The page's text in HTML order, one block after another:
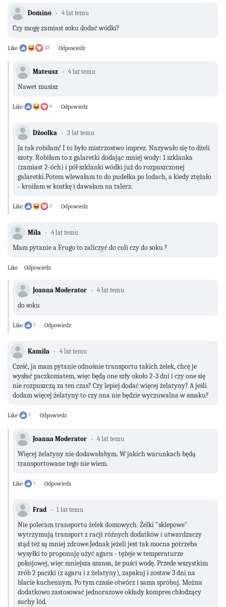
Domino 4 lat temu
Czy mogę zamiast soku dodać wódki?
Like 22 Odpowiedz
Mateusz 4 lat temu
Nawet musisz
Like 4 Odpowiedz
Dżoolka 3 lat temu
Ja tak robiłam! I to było mistrzostwo imprez. Nazywało się to dżeli
szoty. Robiłam to z galaretki dodając mniej wody: 1 szklanka
(zamiast 2-óch) i pół szklanki wódki już do rozpuszczonej
galaretki.Potem wlewałam to do pudełka po lodach, a kiedy ztężało
- kroiłam w kostkę i dawałam na talerz.
Like 3 Odpowiedz
Mila 4 lat temu
Mam pytanie a Frugo to zaliczyć do coli czy do soku ?
Like Odpowiedz
Joanna Moderator 4 lat temu
do soku
Like 1 Odpowiedz
Kamila 4 lat temu
Cześć, ja mam pytanie odnośnie transportu takich żelek, chcę je
wysłać paczkomatem, więc będą one szły około 2-3 dni i czy one się
nie rozpuszczą za ten czas? Czy lepiej dodać więcej żelatyny? A jeśli
dodam więcej żelatyny to czy ona nie będzie wyczuwalna w smaku?
Like 3 Odpowiedz
Joanna Moderator 4 lat temu
Więcej żelatyny nie dodawałabym. W jakich warunkach będą
transportowane tego nie wiem.
Like 1 Odpowiedz
Frad 1 lat temu
Nie polecam transportu żelek domowych. Żelki "sklepowe"
wytrzymują transport z racji różnych dodatków i utwardzaczy
stąd też są mniej zdrowe.Jednak jeżeli jest tak mocna potrzeba
wysyłki to proponuję użyć agaru - tężeje w temperaturze
pokojowej, więc mniejsza szansa, że puści wodę. Przede wszystkim
zrób 2 paczki (z agaru i z żelatyny), zapakuj i zostaw 3 dni na
blacie kuchennym. Po tym czasie otwórz i sama spróbuj. Można
dodatkowo zastosować jednorazowe okłady kompres chłodzący
suchy lód.